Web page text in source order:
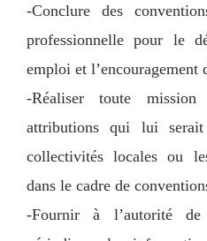
-Conclure des
professionnelle pour le
emploi et
-Réaliser toute
attributions qui lui
collectivités locales ou
dans le cadre de
-Fournir à l’autorité